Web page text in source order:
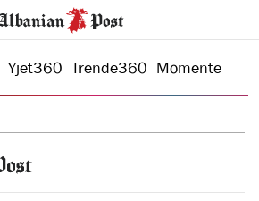
Yjet360 Trende360 Momente